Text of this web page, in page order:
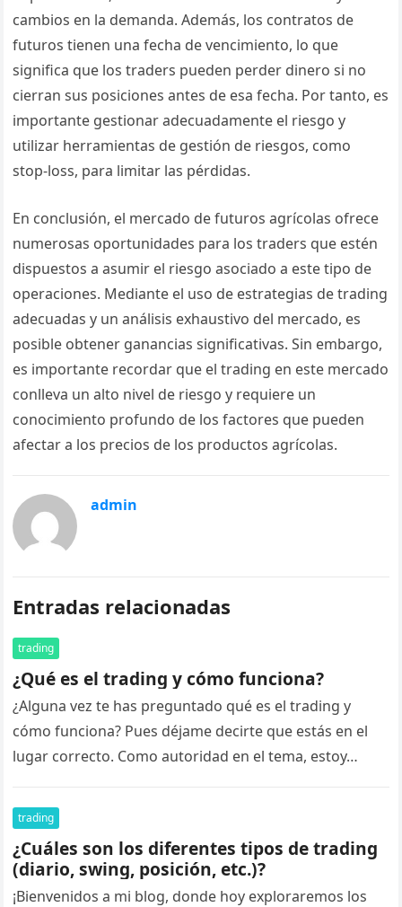
cambios en la demanda. Además, los contratos de
futuros tienen una fecha de vencimiento, lo que
significa que los traders pueden perder dinero si no
cierran sus posiciones antes de esa fecha. Por tanto, es
importante gestionar adecuadamente el riesgo y
utilizar herramientas de gestión de riesgos, como
stop-loss, para limitar las pérdidas.
En conclusión, el mercado de futuros agrícolas ofrece
numerosas oportunidades para los traders que estén
dispuestos a asumir el riesgo asociado a este tipo de
operaciones. Mediante el uso de estrategias de trading
adecuadas y un análisis exhaustivo del mercado, es
posible obtener ganancias significativas. Sin embargo,
es importante recordar que el trading en este mercado
conlleva un alto nivel de riesgo y requiere un
conocimiento profundo de los factores que pueden
afectar a los precios de los productos agrícolas.
admin
Entradas relacionadas
trading
¿Qué es el trading y cómo funciona?
¿Alguna vez te has preguntado qué es el trading y
cómo funciona? Pues déjame decirte que estás en el
lugar correcto. Como autoridad en el tema, estoy…
trading
¿Cuáles son los diferentes tipos de trading
(diario, swing, posición, etc.)?
¡Bienvenidos a mi blog, donde hoy exploraremos los